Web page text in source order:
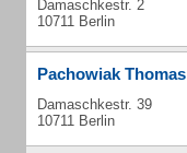
Damaschkestr. 2
10711 Berlin
Pachowiak Thomas
Damaschkestr. 39
10711 Berlin